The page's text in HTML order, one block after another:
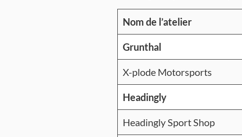
Nom de l’atelier
Grunthal
X-plode Motorsports
Headingly
Headingly Sport Shop